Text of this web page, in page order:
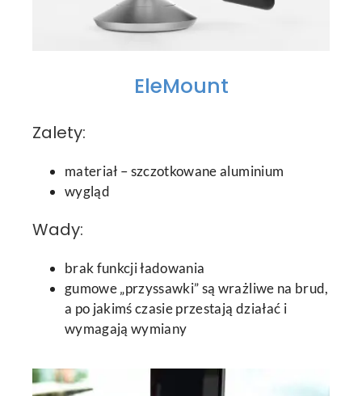
EleMount
Zalety:
materiał – szczotkowane aluminium
wygląd
Wady:
brak funkcji ładowania
gumowe „przyssawki” są wrażliwe na brud,
a po jakimś czasie przestają działać i
wymagają wymiany